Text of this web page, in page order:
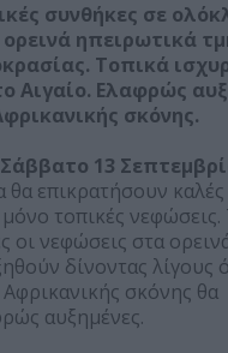
συνθήκες σε
ηπειρωτικά
Τοπικά
Αιγαίο. Ελαφρώς
σκόνης.
Σάββατο 13
επικρατήσουν καλές
τοπικές νεφώσεις.
οι νεφώσεις στα
δίνοντας λίγους
σκόνης θα
αυξημένες.